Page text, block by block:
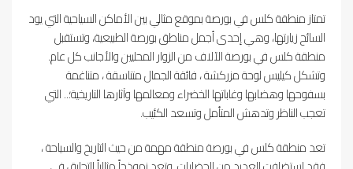
تمتاز منطقة كلس في بورصة بموقع مثالي بين الأماكن السياحية التي يود
السائح زيارتها، وهي إحدى أجمل مناطق بورصة الطبيعية، وتستقبل
منطقة كلس في بورصة الآلاف من الزوار المحليين والأجانب كل عام.
وتشكل كيليس لوحة مزركشة ، فائقة الجمال متناسقة ، متناغمة
بسفوحها وهضابها وغاباتها الخضراء ومعالمها وآثارها التاريخية؛.. التي
تعجب الناظر وتدهش المتأمل وتسعد الكئيب.
تعد منطقة كلس في بورصة منطقة مهمة من حيث التاريخ والسياحة ،